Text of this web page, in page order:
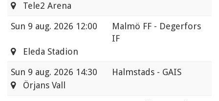
Tele2 Arena
Sun 9 aug. 2026 12:00
Malmö FF - Degerfors
IF
Eleda Stadion
Sun 9 aug. 2026 14:30
Halmstads - GAIS
Örjans Vall